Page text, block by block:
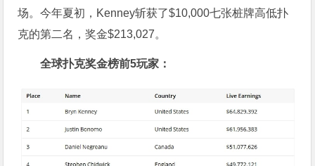
场。今年夏初，Kenney斩获了$10,000七张桩牌高低扑
克的第二名，奖金$213,027。
全球扑克奖金榜前5玩家：